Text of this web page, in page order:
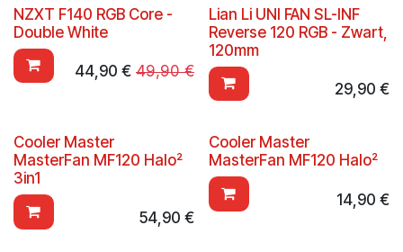
NZXT F140 RGB Core -
Double White
44,90 € 49,90€
Lian Li UNI FAN SL-INF
Reverse 120 RGB - Zwart,
120mm
29,90 €
Cooler Master
MasterFan MF120 Halo²
3in1
54,90 €
Cooler Master
MasterFan MF120 Halo²
14,90 €